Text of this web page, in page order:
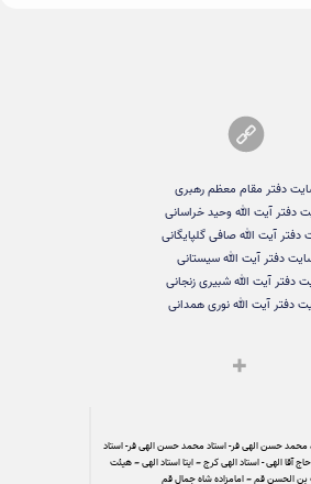
دفتر مقام معظم رهبری
دفتر آیت الله وحید خراسانی
دفتر آیت الله صافی گلپایگانی
دفتر آیت الله سیستانی
دفتر آیت الله شبیری زنجانی
دفتر آیت الله نوری همدانی
محمد حسن الهی فر- استاد محمد حسن الهی فر- استاد
آقا الهی - استاد الهی کرج – ایتا استاد الهی – هیئت
الحسن قم – امامزاده شاه جمال قم